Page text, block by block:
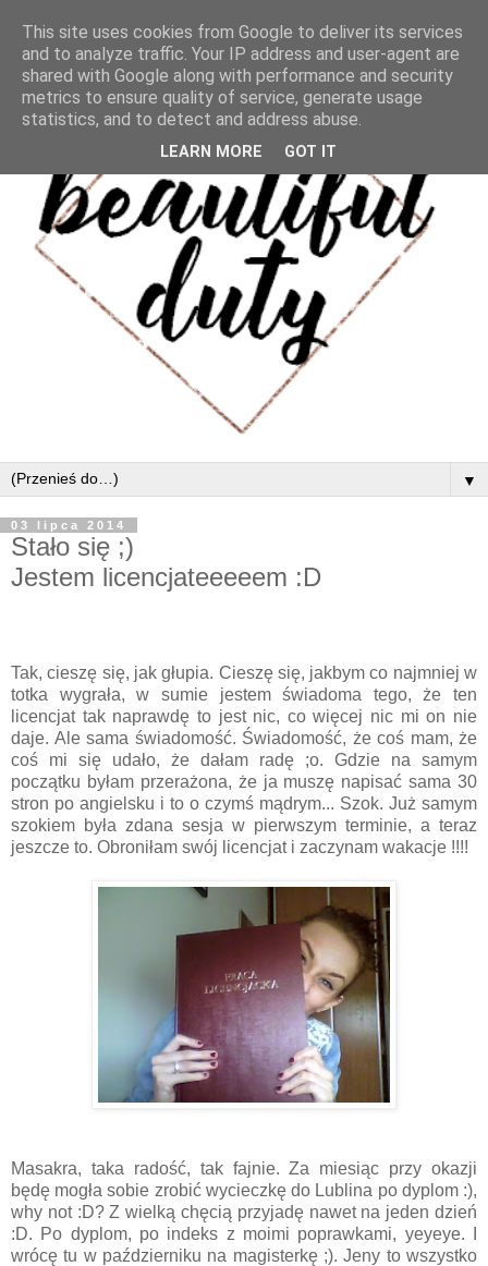
▼
03 lipca 2014
Stało się ;)
Jestem licencjateeeeem :D
Tak, cieszę się, jak głupia. Cieszę się, jakbym co najmniej w
totka wygrała, w sumie jestem świadoma tego, że ten
licencjat tak naprawdę to jest nic, co więcej nic mi on nie
daje. Ale sama świadomość. Świadomość, że coś mam, że
coś mi się udało, że dałam radę ;o. Gdzie na samym
początku byłam przerażona, że ja muszę napisać sama 30
stron po angielsku i to o czymś mądrym... Szok. Już samym
szokiem była zdana sesja w pierwszym terminie, a teraz
jeszcze to. Obroniłam swój licencjat i zaczynam wakacje !!!!
Masakra, taka radość, tak fajnie. Za miesiąc przy okazji
będę mogła sobie zrobić wycieczkę do Lublina po dyplom :),
why not :D? Z wielką chęcią przyjadę nawet na jeden dzień
:D. Po dyplom, po indeks z moimi poprawkami, yeyeye. I
wrócę tu w październiku na magisterkę ;). Jeny to wszystko
This site uses cookies from Google to deliver its services
and to analyze traffic. Your IP address and user-agent are
shared with Google along with performance and security
metrics to ensure quality of service, generate usage
statistics, and to detect and address abuse.
LEARN MORE GOT IT